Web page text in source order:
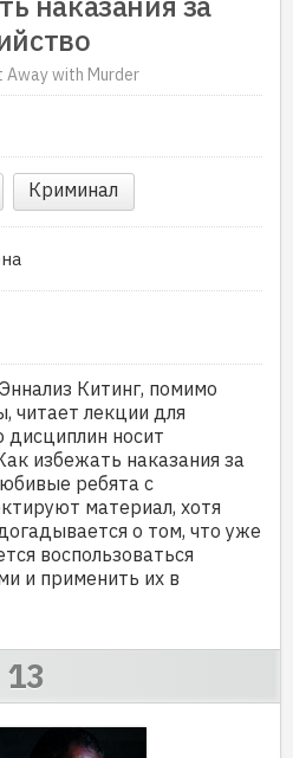
Away with Murder
Криминал
Китинг, помимо
читает лекции для
дисциплин носит
избежать наказания за
ребята с
материал, хотя
о том, что уже
воспользоваться
и применить их в